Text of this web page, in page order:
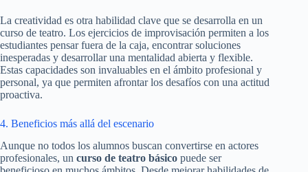
La creatividad es otra habilidad clave que se desarrolla en un
curso de teatro. Los ejercicios de improvisación permiten a los
estudiantes pensar fuera de la caja, encontrar soluciones
inesperadas y desarrollar una mentalidad abierta y flexible.
Estas capacidades son invaluables en el ámbito profesional y
personal, ya que permiten afrontar los desafíos con una actitud
proactiva.
4. Beneficios más allá del escenario
Aunque no todos los alumnos buscan convertirse en actores
profesionales, un curso de teatro básico puede ser